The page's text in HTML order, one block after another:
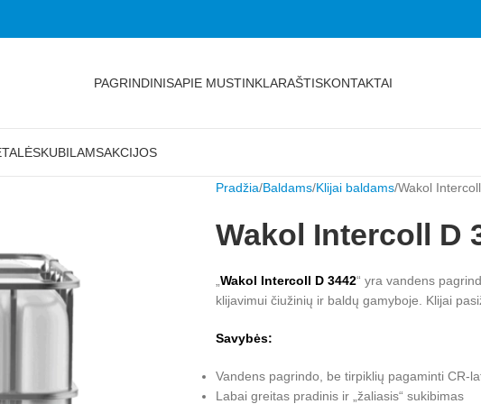
PAGRINDINISAPIE MUSTINKLARAŠTISKONTAKTAI
KUBILAMSAKCIJOS
Pradžia Baldams Klijai baldams Wakol
Wakol Intercoll D
Wakol Intercoll D 3442“ yra vandens
klijavimui čiužinių ir baldų gamyboje. Klijai
Savybės:
Vandens pagrindo, be tirpiklių pagaminti CR-
Labai greitas pradinis ir „žaliasis“ sukibimas